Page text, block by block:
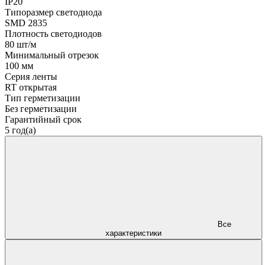
Типоразмер светодиода
SMD 2835
Плотность светодиодов
80 шт/м
Минимальный отрезок
100 мм
Серия ленты
RT открытая
Тип герметизации
Без герметизации
Гарантийный срок
5 год(а)
характеристики